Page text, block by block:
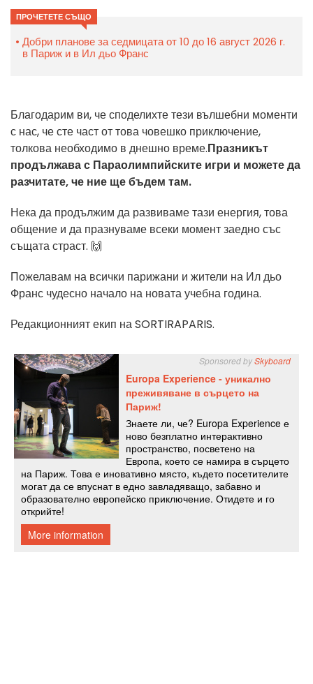
ПРОЧЕТЕТЕ СЪЩО
Добри планове за седмицата от 10 до 16 август 2026 г.
в Париж и в Ил дьо Франс
Благодарим ви, че споделихте тези вълшебни моменти
с нас, че сте част от това човешко приключение,
толкова необходимо в днешно време.Празникът
продължава с Параолимпийските игри и можете да
разчитате, че ние ще бъдем там.
Нека да продължим да развиваме тази енергия, това
общение и да празнуваме всеки момент заедно със
същата страст. 🙌
Пожелавам на всички парижани и жители на Ил дьо
Франс чудесно начало на новата учебна година.
Редакционният екип на SORTIRAPARIS.